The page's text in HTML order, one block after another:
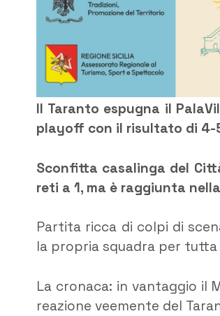
Il Taranto espugna il
playoff con il risultato di 4-
Sconfitta casalinga del
reti a 1, ma è raggiunta
Partita ricca di colpi di
la propria squadra per tutta
La cronaca: in vantaggio il
reazione veemente del